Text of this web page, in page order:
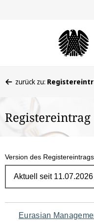
befinden
hier:
zurück zu:
Registereintrag
Version des Registereintrags
Navigation
Eurasian